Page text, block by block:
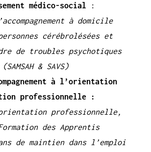
médico-social :
à domicile
cérébrolésées et
de troubles psychotiques
& SAVS)
à l’orientation
professionnelle :
professionnelle,
des Apprentis
de maintien dans l’emploi